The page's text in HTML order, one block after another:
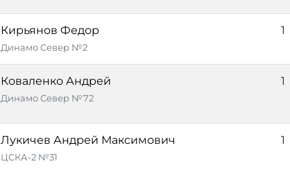
Кирьянов Федор
Динамо Север №2
1
Коваленко Андрей
Динамо Север №72
1
Лукичев Андрей Максимович
ЦСКА-2 №31
1